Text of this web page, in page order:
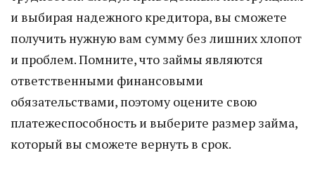
и выбирая надежного кредитора, вы сможете
получить нужную вам сумму без лишних хлопот
и проблем. Помните, что займы являются
ответственными финансовыми
обязательствами, поэтому оцените свою
платежеспособность и выберите размер займа,
который вы сможете вернуть в срок.